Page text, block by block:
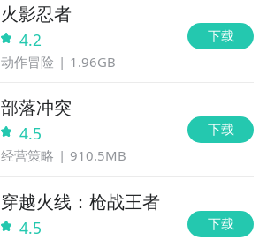
火影忍者
4.2
动作冒险 1.96GB
下载
部落冲突
4.5
经营策略 910.5MB
下载
穿越火线：枪战王者
4.5 下载